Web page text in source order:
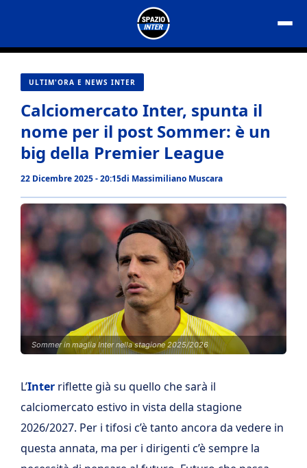
contenuto
ULTIM'ORA E NEWS INTER
Calciomercato Inter, spunta il
nome per il post Sommer: è un
big della Premier League
22 Dicembre 2025 - 20:15di Massimiliano Muscara
Sommer in maglia Inter nella stagione 2025/2026
L’Inter riflette già su quello che sarà il
calciomercato estivo in vista della stagione
2026/2027. Per i tifosi c’è tanto ancora da vedere in
questa annata, ma per i dirigenti c’è sempre la